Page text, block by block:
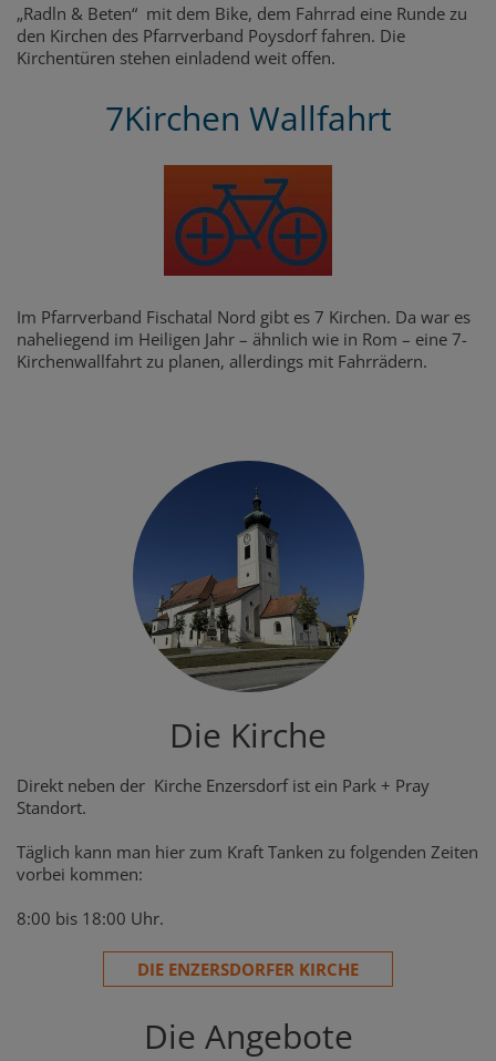
„Radln & Beten“ mit dem Bike, dem Fahrrad eine Runde zu
den Kirchen des Pfarrverband Poysdorf fahren. Die
Kirchentüren stehen einladend weit offen.
7Kirchen Wallfahrt
Im Pfarrverband Fischatal Nord gibt es 7 Kirchen. Da war es
naheliegend im Heiligen Jahr – ähnlich wie in Rom – eine 7-
Kirchenwallfahrt zu planen, allerdings mit Fahrrädern.
Die Kirche
Direkt neben der Kirche Enzersdorf ist ein Park + Pray
Standort.
Täglich kann man hier zum Kraft Tanken zu folgenden Zeiten
vorbei kommen:
8:00 bis 18:00 Uhr.
DIE ENZERSDORFER KIRCHE
Die Angebote